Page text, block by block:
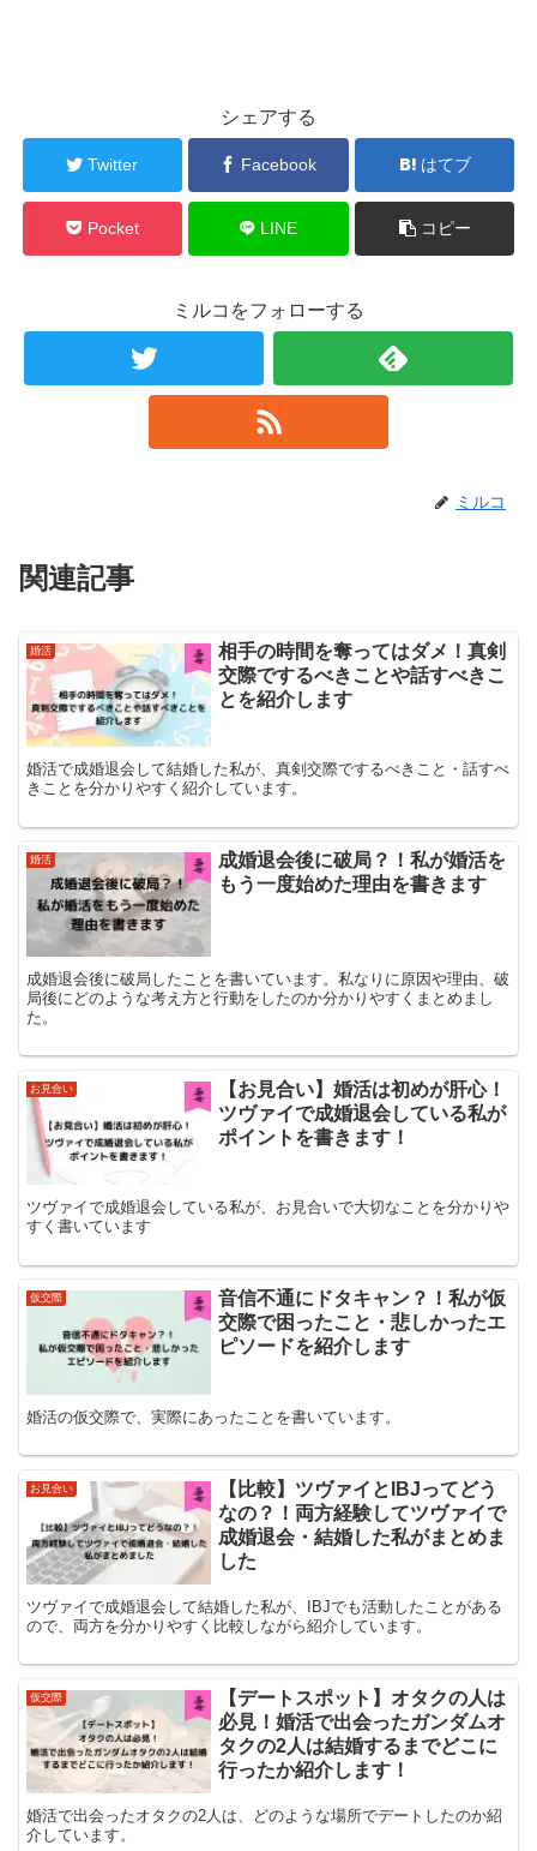
シェアする
Twitter Facebook はてブ
Pocket LINE コピー
ミルコをフォローする
ミルコ
関連記事
婚活
相手の時間を奪ってはダメ！真剣
交際でするべきことや話すべきこ
とを紹介します
婚活で成婚退会して結婚した私が、真剣交際でするべきこと・話すべ
きことを分かりやすく紹介しています。
婚活
成婚退会後に破局？！私が婚活を
もう一度始めた理由を書きます
成婚退会後に破局したことを書いています。私なりに原因や理由、破
局後にどのような考え方と行動をしたのか分かりやすくまとめまし
た。
お見合い
【お見合い】婚活は初めが肝心！
ツヴァイで成婚退会している私が
ポイントを書きます！
ツヴァイで成婚退会している私が、お見合いで大切なことを分かりや
すく書いています
仮交際
音信不通にドタキャン？！私が仮
交際で困ったこと・悲しかったエ
ピソードを紹介します
婚活の仮交際で、実際にあったことを書いています。
お見合い
【比較】ツヴァイとIBJってどう
なの？！両方経験してツヴァイで
成婚退会・結婚した私がまとめま
した
ツヴァイで成婚退会して結婚した私が、IBJでも活動したことがある
ので、両方を分かりやすく比較しながら紹介しています。
仮交際
【デートスポット】オタクの人は
必見！婚活で出会ったガンダムオ
タクの2人は結婚するまでどこに
行ったか紹介します！
婚活で出会ったオタクの2人は、どのような場所でデートしたのか紹
介しています。